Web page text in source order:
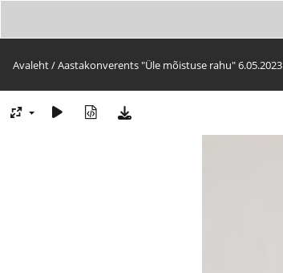
Avaleht/Aastakonverents "Üle mõistuse rahu" 6.05.2023